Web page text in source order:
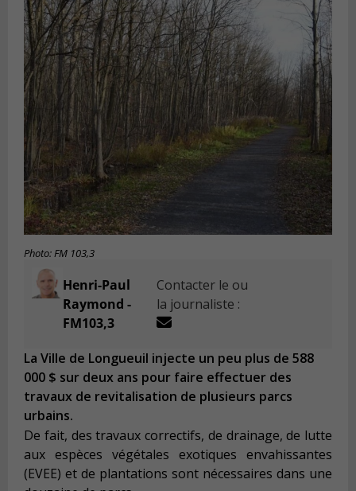
Photo: FM 103,3
Henri-Paul
Raymond -
FM103,3
Contacter le ou
la journaliste :
La Ville de Longueuil injecte un peu plus de 588
000 $ sur deux ans pour faire effectuer des
travaux de revitalisation de plusieurs parcs
urbains.
De fait, des travaux correctifs, de drainage, de lutte
aux espèces végétales exotiques envahissantes
(EVEE) et de plantations sont nécessaires dans une